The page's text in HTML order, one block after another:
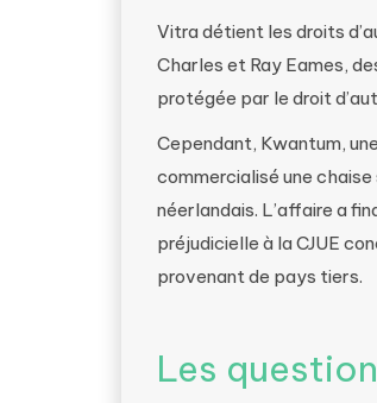
Vitra détient les droits
Charles et Ray Eames,
protégée par le droit
Cependant, Kwantum,
commercialisé une
néerlandais. L’affaire a
préjudicielle à la CJUE
provenant de pays tiers.
Les